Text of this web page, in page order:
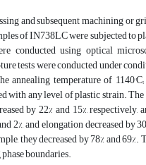
and subsequent machining or
of IN738LC were subjected to
conducted using optical
tests were conducted under
temperature of
with any level of plastic strain.
by 22% and 15%, respectively,
2%, and elongation decreased by
they decreased by 78% and 69%.
boundaries.